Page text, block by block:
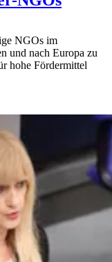
NGOs im
und nach Europa zu
hohe Fördermittel